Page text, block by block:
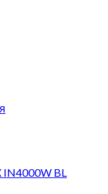
IN4000W BL